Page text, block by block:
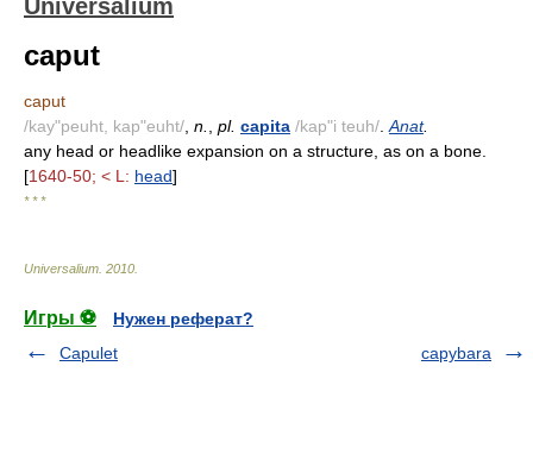
Universalium
caput
caput
/kay"peuht, kap"euht/ n. pl. capita /kap"i teuh/ Anat.
any head or headlike expansion on a structure, as on a bone.
[1640-50; < L: head]
* * *
Universalium 2010
Игры ⚽
Нужен реферат?
Capulet
capybara